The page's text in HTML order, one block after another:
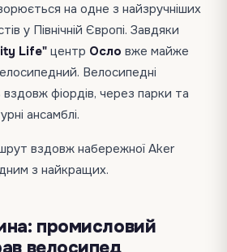
на одне з найзручніших
у Північній Європі. Завдяки
Life" центр Осло вже майже
Велосипедні
фіордів, через парки та
ансамблі.
вздовж набережної Aker
з найкращих.
промисловий